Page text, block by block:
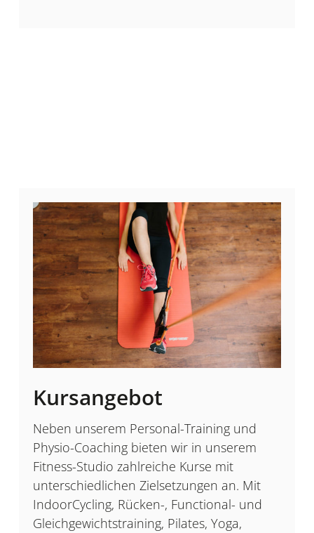
Kursangebot
Neben unserem Personal-Training und
Physio-Coaching bieten wir in unserem
Fitness-Studio zahlreiche Kurse mit
unterschiedlichen Zielsetzungen an. Mit
IndoorCycling, Rücken-, Functional- und
Gleichgewichtstraining, Pilates, Yoga,